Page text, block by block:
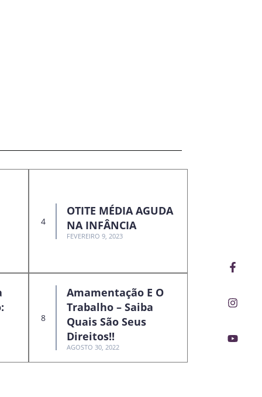
f
OTITE MÉDIA AGUDA
NA INFÂNCIA
FEVEREIRO 9, 2023
Amamentação E O
Trabalho – Saiba
Quais São Seus
Direitos!!
AGOSTO 30, 2022